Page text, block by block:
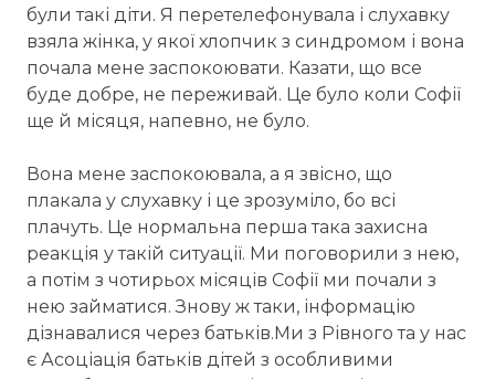
були такі діти. Я перетелефонувала і слухавку
взяла жінка, у якої хлопчик з синдромом і вона
почала мене заспокоювати. Казати, що все
буде добре, не переживай. Це було коли Софії
ще й місяця, напевно, не було.
Вона мене заспокоювала, а я звісно, що
плакала у слухавку і це зрозуміло, бо всі
плачуть. Це нормальна перша така захисна
реакція у такій ситуації. Ми поговорили з нею,
а потім з чотирьох місяців Софії ми почали з
нею займатися. Знову ж таки, інформацію
дізнавалися через батьків.Ми з Рівного та у нас
є Асоціація батьків дітей з особливими